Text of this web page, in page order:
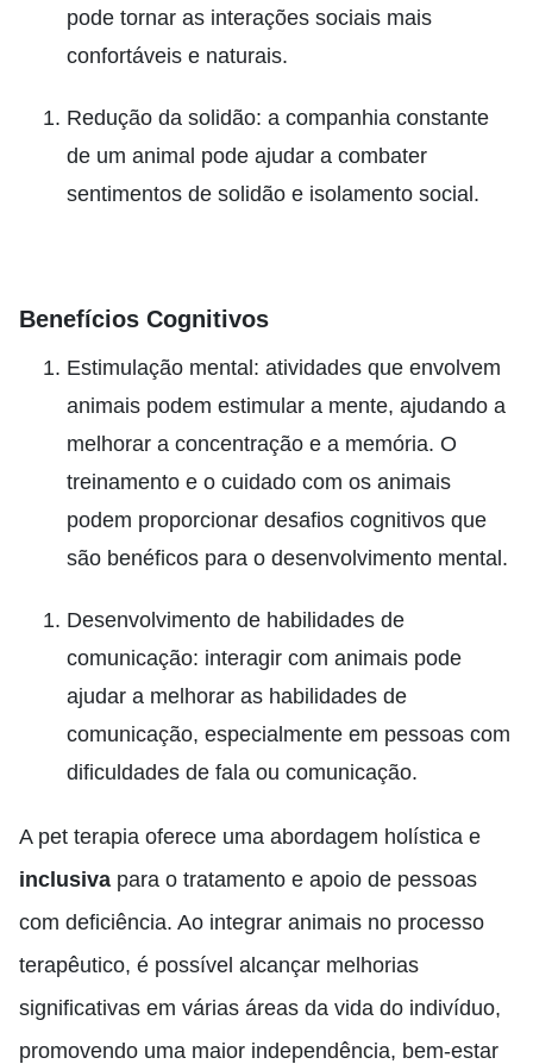
pode tornar as interações sociais mais
confortáveis e naturais.
Redução da solidão: a companhia constante
de um animal pode ajudar a combater
sentimentos de solidão e isolamento social.
Benefícios Cognitivos
Estimulação mental: atividades que envolvem
animais podem estimular a mente, ajudando a
melhorar a concentração e a memória. O
treinamento e o cuidado com os animais
podem proporcionar desafios cognitivos que
são benéficos para o desenvolvimento mental.
Desenvolvimento de habilidades de
comunicação: interagir com animais pode
ajudar a melhorar as habilidades de
comunicação, especialmente em pessoas com
dificuldades de fala ou comunicação.
A pet terapia oferece uma abordagem holística e
inclusiva para o tratamento e apoio de pessoas
com deficiência. Ao integrar animais no processo
terapêutico, é possível alcançar melhorias
significativas em várias áreas da vida do indivíduo,
promovendo uma maior independência, bem-estar